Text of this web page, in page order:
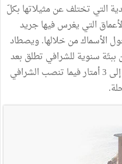
التي تختلف عن مثيلاتها بكلّ
التي يغرس فيها جريد
الأسماك من خلالها. ويصطاد
سنوية للشرافي تطلق بعد
الراحة البيولوجية، في أعماق قد تصل إلى 3 أمتار فيما تنصب الشرافي